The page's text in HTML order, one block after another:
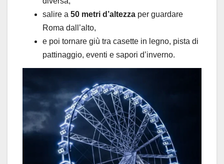
salire a 50 metri d’altezza per guardare
Roma dall’alto,
e poi tornare giù tra casette in legno, pista di
pattinaggio, eventi e sapori d’inverno.